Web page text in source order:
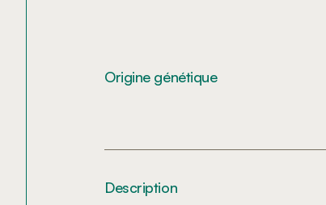
Origine génétique
Description